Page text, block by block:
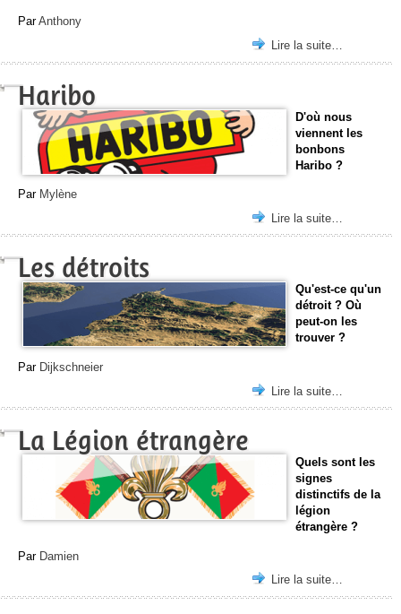
ParAnthony
Lire la suite…
Haribo
D'où nous
viennent les
bonbons
Haribo ?
Par Mylène
Lire la suite…
Les détroits
Qu'est-ce qu'un
détroit ? Où
peut-on les
trouver ?
Par Dijkschneier
Lire la suite…
La Légion étrangère
Quels sont les
signes
distinctifs de la
légion
étrangère ?
Par Damien
Lire la suite…